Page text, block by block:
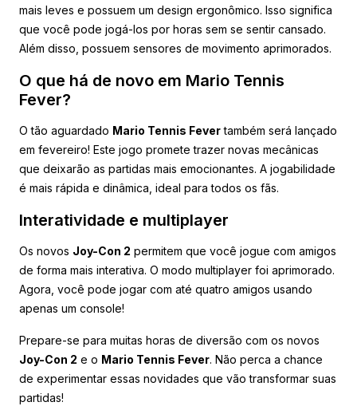
mais leves e possuem um design ergonômico. Isso significa
que você pode jogá-los por horas sem se sentir cansado.
Além disso, possuem sensores de movimento aprimorados.
O que há de novo em Mario Tennis
Fever?
O tão aguardado Mario Tennis Fevertambém será lançado
em fevereiro! Este jogo promete trazer novas mecânicas
que deixarão as partidas mais emocionantes. A jogabilidade
é mais rápida e dinâmica, ideal para todos os fãs.
Interatividade e multiplayer
Os novos Joy-Con 2 permitem que você jogue com amigos
de forma mais interativa. O modo multiplayer foi aprimorado.
Agora, você pode jogar com até quatro amigos usando
apenas um console!
Prepare-se para muitas horas de diversão com os novos
Joy-Con 2 e o Mario Tennis Fever. Não perca a chance
de experimentar essas novidades que vão transformar suas
partidas!